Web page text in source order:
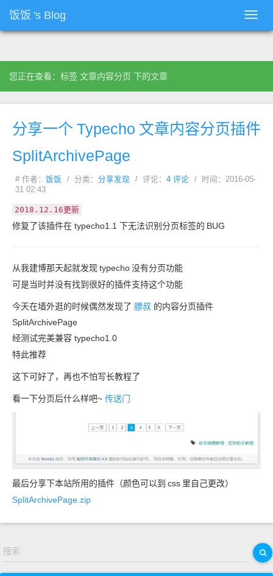
饭饭 's Blog
您正在查看：标签 文章内容分页 下的文章
分享一个 Typecho 文章内容分页插件
SplitArchivePage
# 作者： 饭饭 / 分类： 分享发现 / 评论： 4 评论
/ 时间：2016-05-
31 02:43
2018.12.16更新
修复了该插件在 typecho1.1 下无法识别分页标签的 BUG
从我建博那天起就发现typecho没有分页功能
可是当时并没有找到很好的插件支持这个功能
今天在墙外逛的时候偶然发现了 膘叔 的内容分页插件
SplitArchivePage
经测试完美兼容 typecho1.0
特此推荐
这下可好了，再也不怕写长教程了
看一下分页后什么样吧~ 传送门
最后分享下本站所用的插件（颜色可以到 css 里自己更改）
SplitArchivePage.zip
搜索